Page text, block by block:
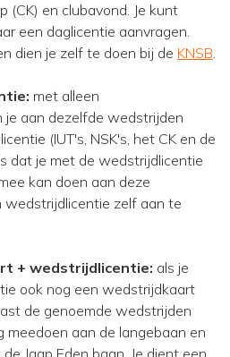
(CK) en clubavond. Je kunt
een daglicentie aanvragen.
dien je zelf te doen bij de KNSB.
met alleen
aan dezelfde wedstrijden
(IUT's, NSK's, het CK en de
dat je met de wedstrijdlicentie
kan doen aan deze
wedstrijdlicentie zelf aan te
+ wedstrijdlicentie: als je
ook nog een wedstrijdkaart
de genoemde wedstrijden
meedoen aan de langebaan en
Jaap Eden baan. Je dient een